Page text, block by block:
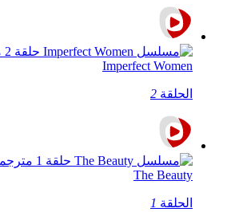
Imperfect Women
الحلقة 2
The Beauty
الحلقة 1